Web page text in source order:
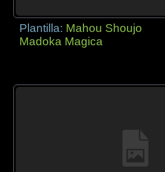
Plantilla: Mahou Shoujo
Madoka Magica